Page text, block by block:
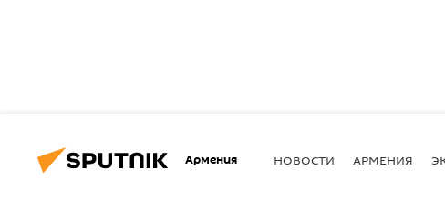
Армения НОВОСТИ АРМЕНИЯ